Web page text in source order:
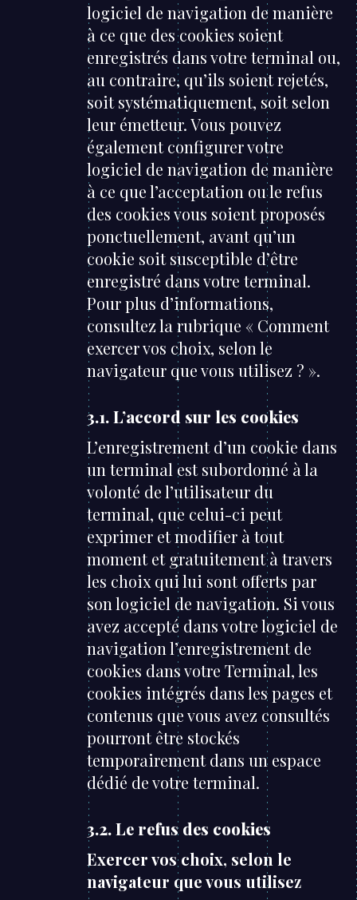
logiciel de navigation de manière
à ce que des cookies soient
enregistrés dans votre terminal ou,
au contraire, qu’ils soient rejetés,
soit systématiquement, soit selon
leur émetteur. Vous pouvez
également configurer votre
logiciel de navigation de manière
à ce que l’acceptation ou le refus
des cookies vous soient proposés
ponctuellement, avant qu’un
cookie soit susceptible d’être
enregistré dans votre terminal.
Pour plus d’informations,
consultez la rubrique « Comment
exercer vos choix, selon le
navigateur que vous utilisez ? ».
3.1. L’accord sur les cookies
L’enregistrement d’un cookie dans
un terminal est subordonné à la
volonté de l’utilisateur du
terminal, que celui-ci peut
exprimer et modifier à tout
moment et gratuitement à travers
les choix qui lui sont offerts par
son logiciel de navigation. Si vous
avez accepté dans votre logiciel de
navigation l’enregistrement de
cookies dans votre Terminal, les
cookies intégrés dans les pages et
contenus que vous avez consultés
pourront être stockés
temporairement dans un espace
dédié de votre terminal.
3.2. Le refus des cookies
Exercer vos choix, selon le
navigateur que vous utilisez